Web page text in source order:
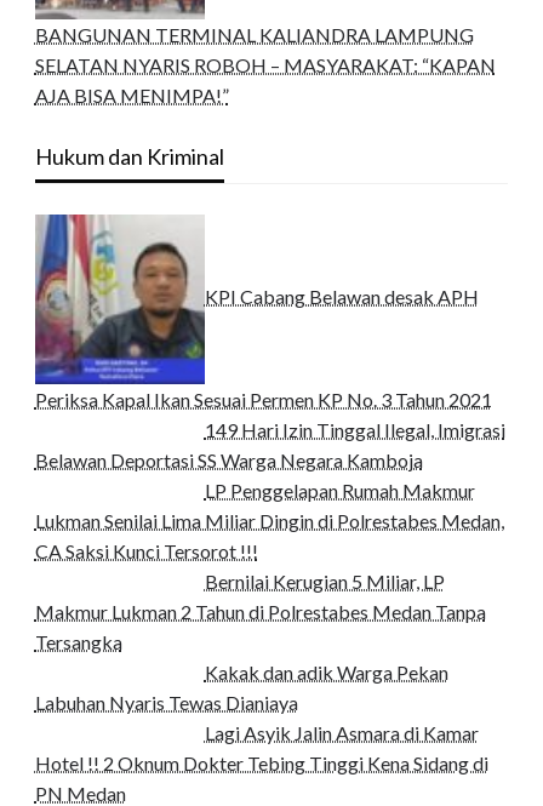
BANGUNAN TERMINAL KALIANDRA LAMPUNG
SELATAN NYARIS ROBOH – MASYARAKAT: “KAPAN
AJA BISA MENIMPA!”
Hukum dan Kriminal
KPI Cabang Belawan desak APH
Periksa Kapal Ikan Sesuai Permen KP No. 3 Tahun 2021
149 Hari Izin Tinggal Ilegal, Imigrasi
Belawan Deportasi SS Warga Negara Kamboja
LP Penggelapan Rumah Makmur
Lukman Senilai Lima Miliar Dingin di Polrestabes Medan,
CA Saksi Kunci Tersorot !!!
Bernilai Kerugian 5 Miliar, LP
Makmur Lukman 2 Tahun di Polrestabes Medan Tanpa
Tersangka
Kakak dan adik Warga Pekan
Labuhan Nyaris Tewas Dianiaya
Lagi Asyik Jalin Asmara di Kamar
Hotel !! 2 Oknum Dokter Tebing Tinggi Kena Sidang di
PN Medan